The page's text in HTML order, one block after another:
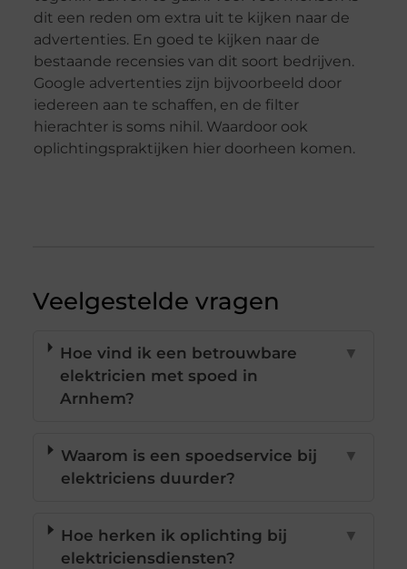
dit een reden om extra uit te kijken naar de
advertenties. En goed te kijken naar de
bestaande recensies van dit soort bedrijven.
Google advertenties zijn bijvoorbeeld door
iedereen aan te schaffen, en de filter
hierachter is soms nihil. Waardoor ook
oplichtingspraktijken hier doorheen komen.
Veelgestelde vragen
Hoe vind ik een betrouwbare
elektricien met spoed in
Arnhem?
▼
Waarom is een spoedservice bij
elektriciens duurder?
▼
Hoe herken ik oplichting bij
elektriciensdiensten?
▼